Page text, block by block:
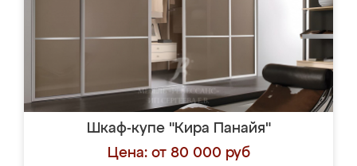
Шкаф-купе "Кира Панайя"
Цена: от 80 000 руб